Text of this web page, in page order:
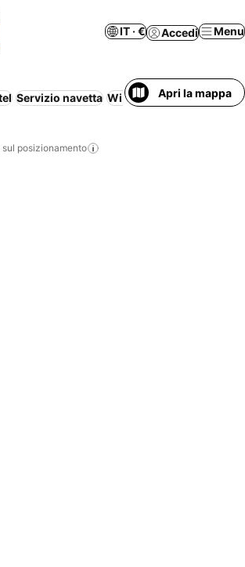
IT · € Accedi Menu
Servizio navetta Wi-Fi Nessun
Apri la mappa
posizionamento